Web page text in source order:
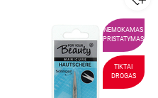
NEMOKAMAS
PRISTATYMAS
TIKTAI
DROGAS